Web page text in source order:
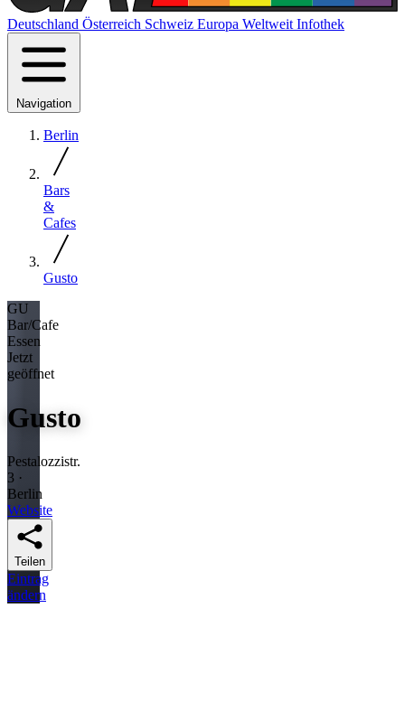
Deutschland Österreich Schweiz Europa Weltweit Infothek
Navigation
Berlin
Bars
&
Cafes
Gusto
GU
Bar/Cafe
Essen
Jetzt
geöffnet
Gusto
Pestalozzistr.
3 ·
Berlin
Website
Teilen
Eintrag
ändern